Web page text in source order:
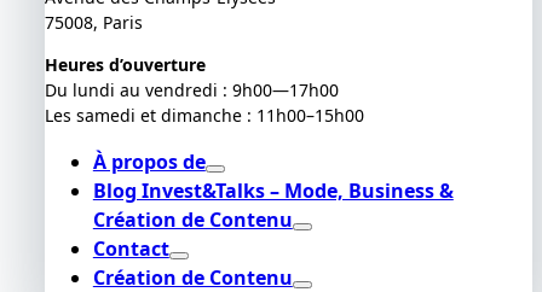
75008, Paris
Heures d’ouverture
Du lundi au vendredi : 9h00—17h00
Les samedi et dimanche : 11h00–15h00
À propos de
Blog Invest&Talks – Mode, Business &
Création de Contenu
Contact
Création de Contenu